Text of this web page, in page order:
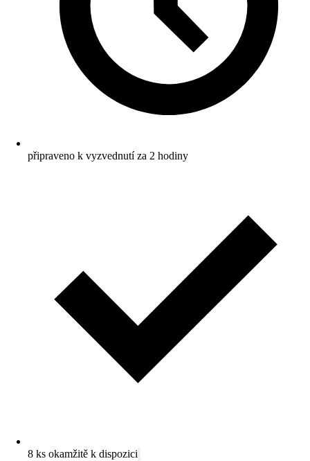
připraveno k vyzvednutí za 2 hodiny
8 ks okamžitě k dispozici